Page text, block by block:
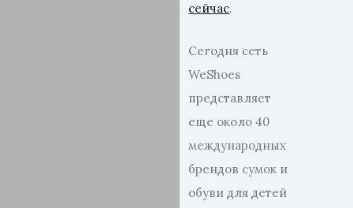
сейчас.
Сегодня сеть
WeShoes
представляет
еще около 40
международных
брендов сумок и
обуви для детей